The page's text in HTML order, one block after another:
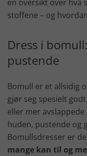
en oversikt over hva
stoffene – og
Dress i
pustende
Bomull er et allsidig
gjør seg spesielt
eller mer
huden, pustende og
Bomullsdresser er
mange kan til og